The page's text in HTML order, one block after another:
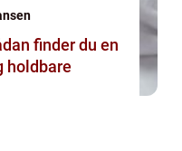
finder du en
holdbare